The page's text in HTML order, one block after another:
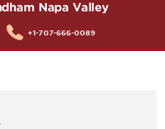
Napa Valley
+1-707-666-0089